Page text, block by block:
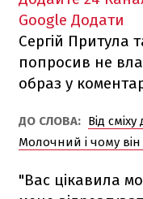
Google Додати
Сергій Притула
попросив не
образ у
ДО СЛОВА: Від
Молочний і чому він
"Вас цікавила